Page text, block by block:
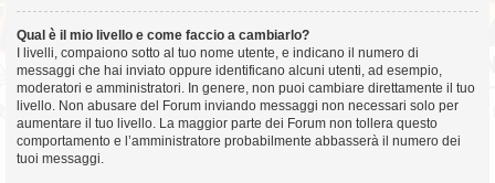
Qual è il mio livello e come faccio a cambiarlo?
I livelli, compaiono sotto al tuo nome utente, e indicano il numero di
messaggi che hai inviato oppure identificano alcuni utenti, ad esempio,
moderatori e amministratori. In genere, non puoi cambiare direttamente il tuo
livello. Non abusare del Forum inviando messaggi non necessari solo per
aumentare il tuo livello. La maggior parte dei Forum non tollera questo
comportamento e l’amministratore probabilmente abbasserà il numero dei
tuoi messaggi.